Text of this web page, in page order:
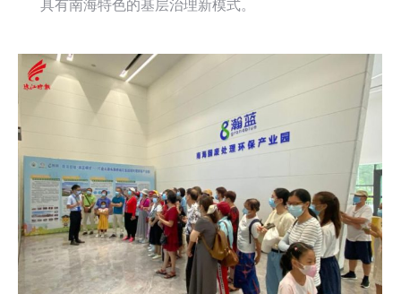
具有南海特色的基层治理新模式。